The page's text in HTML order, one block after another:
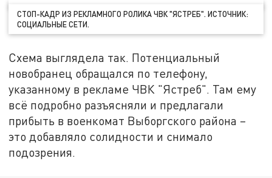
СТОП-КАДР ИЗ РЕКЛАМНОГО РОЛИКА ЧВК "ЯСТРЕБ". ИСТОЧНИК:
СОЦИАЛЬНЫЕ СЕТИ.
Схема выглядела так. Потенциальный
новобранец обращался по телефону,
указанному в рекламе ЧВК "Ястреб". Там ему
всё подробно разъясняли и предлагали
прибыть в военкомат Выборгского района –
это добавляло солидности и снимало
подозрения.